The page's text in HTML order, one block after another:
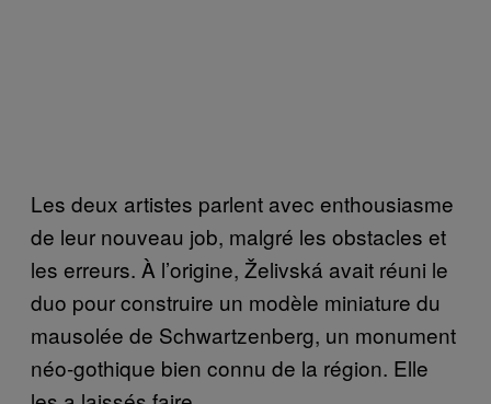
Les deux artistes parlent avec enthousiasme
de leur nouveau job, malgré les obstacles et
les erreurs. À l’origine, Želivská avait réuni le
duo pour construire un modèle miniature du
mausolée de Schwartzenberg, un monument
néo-gothique bien connu de la région. Elle